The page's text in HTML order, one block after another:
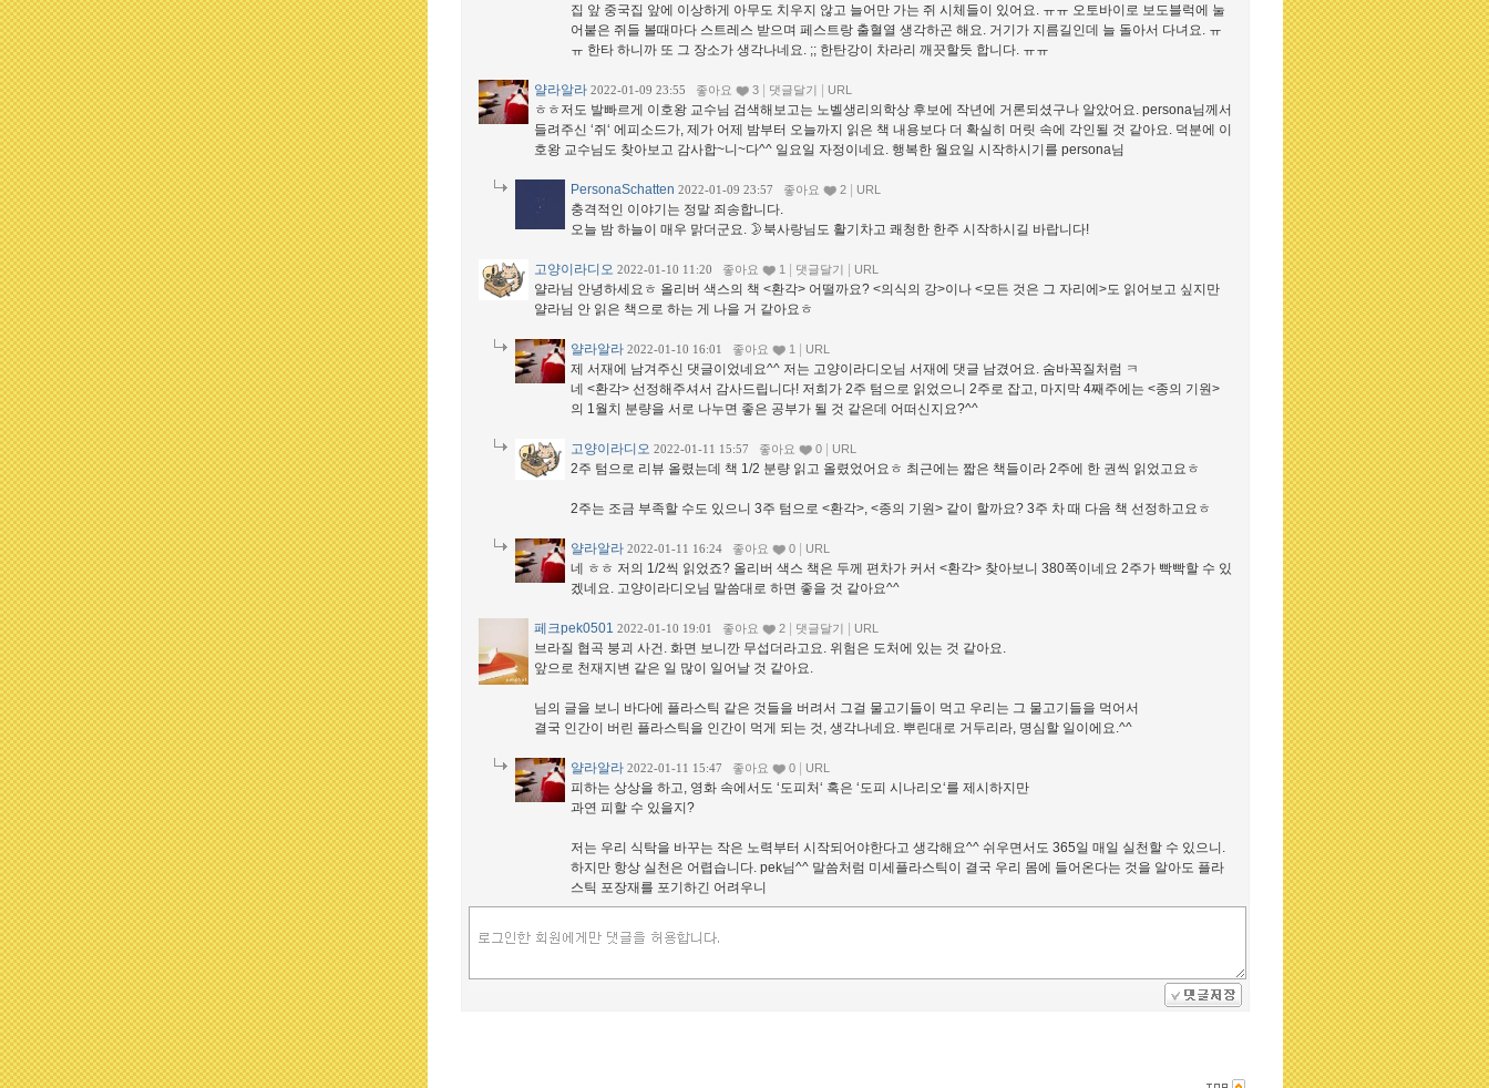
집 앞 중국집 앞에 이상하게 아무도 치우지 않고 늘어만 가는 쥐 시체들이 있어요. ㅠㅠ 오토바이로 보도블럭에 눌
어붙은 쥐들 볼때마다 스트레스 받으며 페스트랑 출혈열 생각하곤 해요. 거기가 지름길인데 늘 돌아서 다녀요. ㅠ
ㅠ 한타 하니까 또 그 장소가 생각나네요. ;; 한탄강이 차라리 깨끗할듯 합니다. ㅠㅠ
얄라알라 2022-01-09 23:55 좋아요 3 댓글달기 URL
ㅎㅎ저도 발빠르게 이호왕 교수님 검색해보고는 노벨생리의학상 후보에 작년에 거론되셨구나 알았어요. persona님께서
들려주신 ‘쥐‘ 에피소드가, 제가 어제 밤부터 오늘까지 읽은 책 내용보다 더 확실히 머릿 속에 각인될 것 같아요. 덕분에 이
호왕 교수님도 찾아보고 감사합~니~다^^ 일요일 자정이네요. 행복한 월요일 시작하시기를 persona님
PersonaSchatten 2022-01-09 23:57 좋아요 2 URL
충격적인 이야기는 정말 죄송합니다.
오늘 밤 하늘이 매우 맑더군요. 🌛북사랑님도 활기차고 쾌청한 한주 시작하시길 바랍니다!
고양이라디오 2022-01-10 11:20 좋아요 1 댓글달기 URL
얄라님 안녕하세요ㅎ 올리버 색스의 책 <환각> 어떨까요? <의식의 강>이나 <모든 것은 그 자리에>도 읽어보고 싶지만
얄라님 안 읽은 책으로 하는 게 나을 거 같아요ㅎ
얄라알라 2022-01-10 16:01 좋아요 1 URL
제 서재에 남겨주신 댓글이었네요^^ 저는 고양이라디오님 서재에 댓글 남겼어요. 숨바꼭질처럼 ㅋ
네 <환각> 선정해주셔서 감사드립니다! 저희가 2주 텀으로 읽었으니 2주로 잡고, 마지막 4째주에는 <종의 기원>
의 1월치 분량을 서로 나누면 좋은 공부가 될 것 같은데 어떠신지요?^^
고양이라디오 2022-01-11 15:57 좋아요 0 URL
2주 텀으로 리뷰 올렸는데 책 1/2 분량 읽고 올렸었어요ㅎ 최근에는 짧은 책들이라 2주에 한 권씩 읽었고요ㅎ
2주는 조금 부족할 수도 있으니 3주 텀으로 <환각>, <종의 기원> 같이 할까요? 3주 차 때 다음 책 선정하고요ㅎ
얄라알라 2022-01-11 16:24 좋아요 0 URL
네 ㅎㅎ 저의 1/2씩 읽었죠? 올리버 색스 책은 두께 편차가 커서 <환각> 찾아보니 380쪽이네요 2주가 빡빡할 수 있
겠네요. 고양이라디오님 말씀대로 하면 좋을 것 같아요^^
페크pek0501 2022-01-10 19:01 좋아요 2 댓글달기 URL
브라질 협곡 붕괴 사건. 화면 보니깐 무섭더라고요. 위험은 도처에 있는 것 같아요.
앞으로 천재지변 같은 일 많이 일어날 것 같아요.
님의 글을 보니 바다에 플라스틱 같은 것들을 버려서 그걸 물고기들이 먹고 우리는 그 물고기들을 먹어서
결국 인간이 버린 플라스틱을 인간이 먹게 되는 것, 생각나네요. 뿌린대로 거두리라, 명심할 일이에요.^^
얄라알라 2022-01-11 15:47 좋아요 0 URL
피하는 상상을 하고, 영화 속에서도 ‘도피처‘ 혹은 ‘도피 시나리오‘를 제시하지만
과연 피할 수 있을지?
저는 우리 식탁을 바꾸는 작은 노력부터 시작되어야한다고 생각해요^^ 쉬우면서도 365일 매일 실천할 수 있으니.
하지만 항상 실천은 어렵습니다. pek님^^ 말씀처럼 미세플라스틱이 결국 우리 몸에 들어온다는 것을 알아도 플라
스틱 포장재를 포기하긴 어려우니